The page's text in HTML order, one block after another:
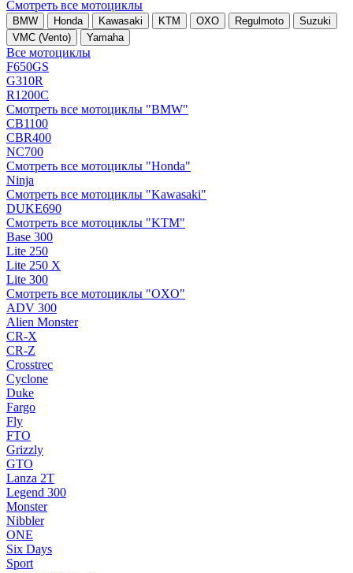
Смотреть все мотоциклы
BMW Honda Kawasaki KTM OXO Regulmoto
Suzuki
VMC (Vento)
Yamaha
Все мотоциклы
F650GS
G310R
R1200C
Смотреть все мотоциклы "BMW"
CB1100
CBR400
NC700
Смотреть все мотоциклы "Honda"
Ninja
Смотреть все мотоциклы "Kawasaki"
DUKE690
Смотреть все мотоциклы "KTM"
Base 300
Lite 250
Lite 250 X
Lite 300
Смотреть все мотоциклы "OXO"
ADV 300
Alien Monster
CR-X
CR-Z
Crosstrec
Cyclone
Duke
Fargo
Fly
FTO
Grizzly
GTO
Lanza 2T
Legend 300
Monster
Nibbler
ONE
Six Days
Sport